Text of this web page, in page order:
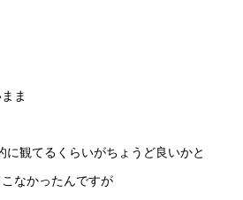
ま
に観てるくらいがちょうど良いかと
なかったんですが